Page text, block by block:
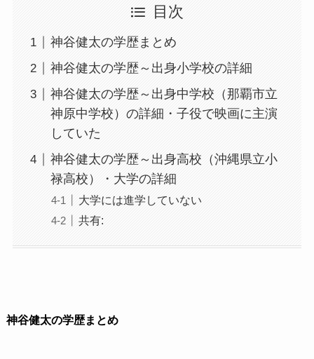
目次
神谷健太の学歴まとめ
神谷健太の学歴～出身小学校の詳細
神谷健太の学歴～出身中学校（那覇市立
神原中学校）の詳細・子役で映画に主演
していた
神谷健太の学歴～出身高校（沖縄県立小
禄高校）・大学の詳細
大学には進学していない
共有:
神谷健太の学歴まとめ